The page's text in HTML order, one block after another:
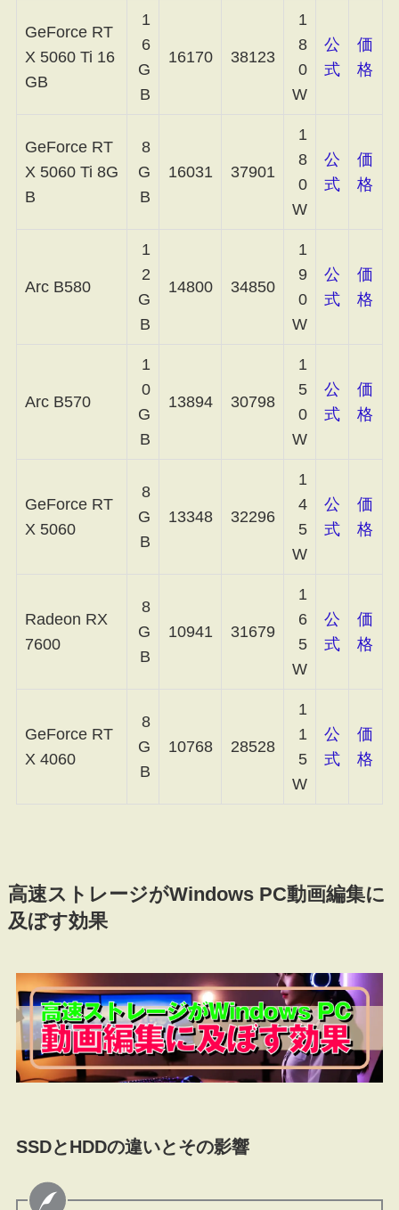
GeForce RT
X 5060 Ti 16
GB
1
6
G
B
16170 38123
1
8
0
W
公
式
価
格
GeForce RT
X 5060 Ti 8G
B
8
G
B
16031 37901
1
8
0
W
公
式
価
格
Arc B580
1
2
G
B
14800 34850
1
9
0
W
公
式
価
格
Arc B570
1
0
G
B
13894 30798
1
5
0
W
公
式
価
格
GeForce RT
X 5060
8
G
B
13348 32296
1
4
5
W
公
式
価
格
Radeon RX
7600
8
G
B
10941 31679
1
6
5
W
公
式
価
格
GeForce RT
X 4060
8
G
B
10768 28528
1
1
5
W
公
式
価
格
高速ストレージがWindows PC動画編集に
及ぼす効果
SSDとHDDの違いとその影響